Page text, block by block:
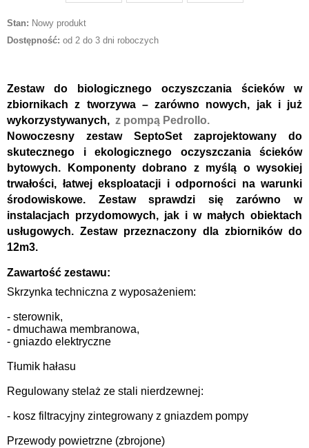
Stan: Nowy produkt
Dostępność: od 2 do 3 dni roboczych
Zestaw do biologicznego oczyszczania ścieków w
zbiornikach z tworzywa – zarówno nowych, jak i już
wykorzystywanych, z pompą Pedrollo.
Nowoczesny zestaw SeptoSet zaprojektowany do
skutecznego i ekologicznego oczyszczania ścieków
bytowych. Komponenty dobrano z myślą o wysokiej
trwałości, łatwej eksploatacji i odporności na warunki
środowiskowe. Zestaw sprawdzi się zarówno w
instalacjach przydomowych, jak i w małych obiektach
usługowych. Zestaw przeznaczony dla zbiorników do
12m3.
Zawartość zestawu:
Skrzynka techniczna z wyposażeniem:
- sterownik,
- dmuchawa membranowa,
- gniazdo elektryczne
Tłumik hałasu
Regulowany stelaż ze stali nierdzewnej:
- kosz filtracyjny zintegrowany z gniazdem pompy
Przewody powietrzne (zbrojone)